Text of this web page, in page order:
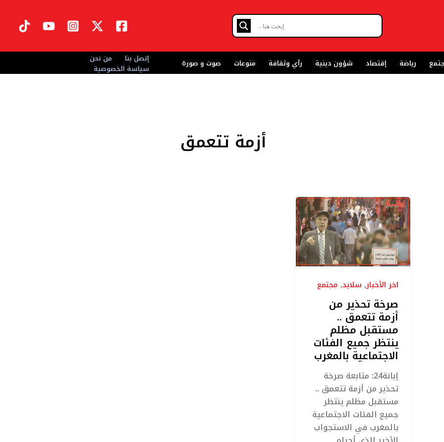
رياضة إقتصاد شؤون دينية رأي وثقافة منوعات صوت و صورة إتصل بنا
من نحن
سياسة الخصوصية
أزمة تتعمق
اخر الأخبار, سلايد, مجتمع
صرخة تحذير من
أزمة تتعمق ..
مستقبل مظلم
ينتظر جميع الفئات
الاجتماعية بالمغرب
إبانة24: متابعة صرخة
تحذير من أزمة تتعمق ..
مستقبل مظلم ينتظر
جميع الفئات الاجتماعية
بالمغرب في الاستجواب
صرخة
تحذير
من
أزمة
تتعمق
..
مستقبل
مظلم
ينتظر
جميع
الفئات
الاجتماعية
بالمغرب